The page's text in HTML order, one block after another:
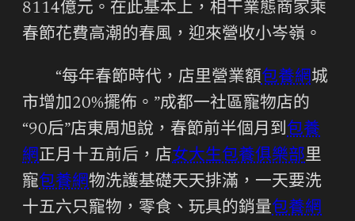
8114億元。在此基本上，相干業態商家乘
春節花費高潮的春風，迎來營收小岑嶺。
“每年春節時代，店里營業額包養網城
市增加20%擺佈。”成都一社區寵物店的
“90后”店東周旭說，春節前半個月到包養
網正月十五前后，店女大生包養俱樂部里
寵包養網物洗護基礎天天排滿，一天要洗
十五六只寵物，零食、玩具的銷量包養網